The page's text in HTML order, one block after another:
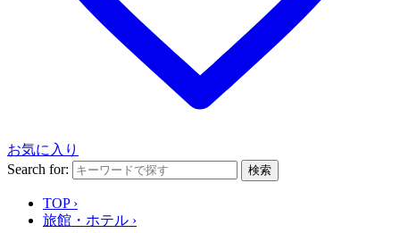
お気に入り
Search for:
検索
TOP ›
旅館・ホテル ›